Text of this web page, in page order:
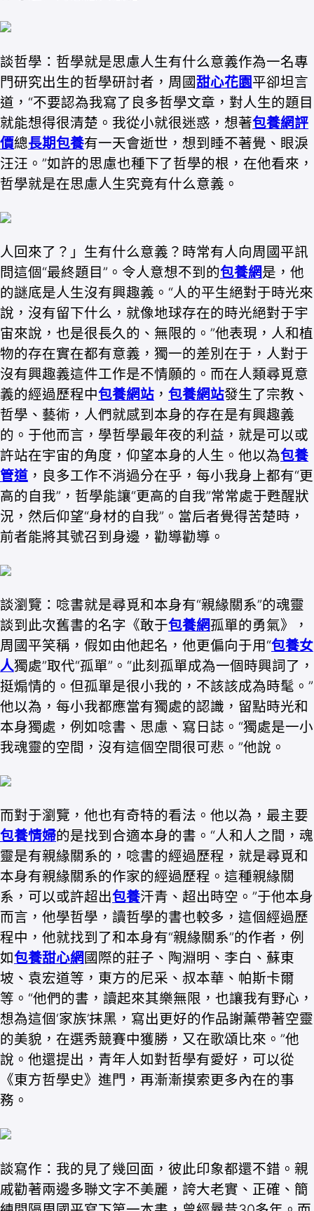
談哲學：哲學就是思慮人生有什么意義作為一名專
門研究出生的哲學研討者，周國甜心花園平卻坦言
道，“不要認為我寫了良多哲學文章，對人生的題目
就能想得很清楚。我從小就很迷惑，想著包養網評
價總長期包養有一天會逝世，想到睡不著覺、眼淚
汪汪。”如許的思慮也種下了哲學的根，在他看來，
哲學就是在思慮人生究竟有什么意義。
人回來了？」生有什么意義？時常有人向周國平訊
問這個“最終題目”。令人意想不到的包養網是，他
的謎底是人生沒有興趣義。“人的平生絕對于時光來
說，沒有留下什么，就像地球存在的時光絕對于宇
宙來說，也是很長久的、無限的。”他表現，人和植
物的存在實在都有意義，獨一的差別在于，人對于
沒有興趣義這件工作是不情願的。而在人類尋覓意
義的經過歷程中包養網站 ， 包養網站發生了宗教、
哲學、藝術，人們就感到本身的存在是有興趣義
的。于他而言，學哲學最年夜的利益，就是可以或
許站在宇宙的角度，仰望本身的人生。他以為包養
管道 ，良多工作不消過分在乎，每小我身上都有“更
高的自我”，哲學能讓“更高的自我”常常處于甦醒狀
況，然后仰望“身材的自我”。當后者覺得苦楚時，
前者能將其號召到身邊，勸導勸導。
談瀏覽：唸書就是尋覓和本身有“親緣關系”的魂靈
談到此次舊書的名字《敢于包養網孤單的勇氣》，
周國平笑稱，假如由他起名，他更偏向于用“包養女
人獨處”取代“孤單”。“此刻孤單成為一個時興詞了，
挺煽情的。但孤單是很小我的，不該該成為時髦。”
他以為，每小我都應當有獨處的認識，留點時光和
本身獨處，例如唸書、思慮、寫日誌。“獨處是一小
我魂靈的空間，沒有這個空間很可悲。”他說。
而對于瀏覽，他也有奇特的看法。他以為，最主要
包養情婦的是找到合適本身的書。“人和人之間，魂
靈是有親緣關系的，唸書的經過歷程，就是尋覓和
本身有親緣關系的作家的經過歷程。這種親緣關
系，可以或許超出包養汗青、超出時空。”于他本身
而言，他學哲學，讀哲學的書也較多，這個經過歷
程中，他就找到了和本身有“親緣關系”的作者，例
如包養甜心網 國際的莊子、陶淵明、李白、蘇東
坡、袁宏道等，東方的尼采、叔本華、帕斯卡爾
等。“他們的書，讀起來其樂無限，也讓我有野心，
想為這個‘家族’抹黑，寫出更好的作品謝薰帶著空靈
的美貌，在選秀競賽中獲勝，又在歌頌比來。”他
說。他還提出，青年人如對哲學有愛好，可以從
《東方哲學史》進門，再漸漸摸索更多內在的事
務。
談寫作：我的見了幾回面，彼此印象都還不錯。親
戚勸著兩邊多聯文字不美麗，誇大老實、正確、簡